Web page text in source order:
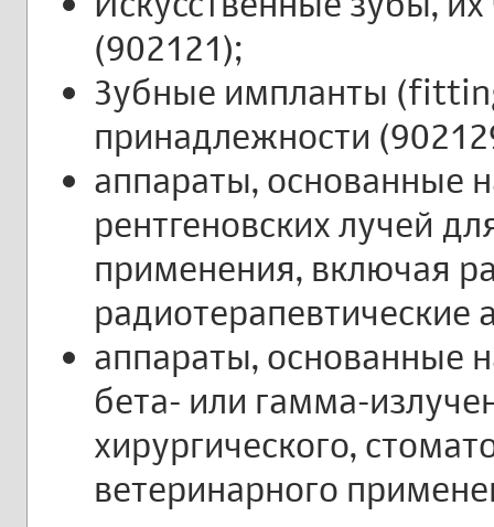
(902121);
Зубные импланты
принадлежности
аппараты, основанные
рентгеновских лучей
применения, включая
радиотерапевтические
аппараты, основанные
бета- или гамма-
хирургического,
ветеринарного